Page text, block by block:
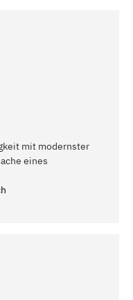
mit modernster
eines